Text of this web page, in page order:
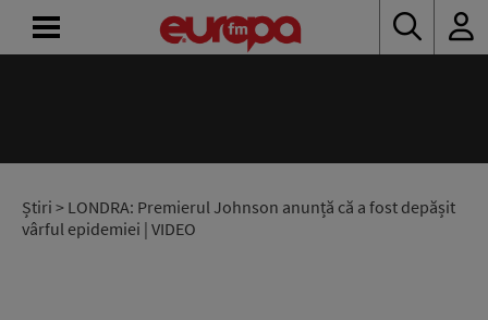
Știri > LONDRA: Premierul Johnson anunță că a fost depășit
vârful epidemiei | VIDEO
RADIO